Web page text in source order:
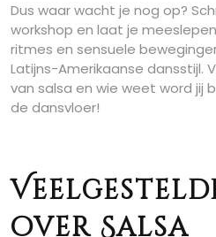
Dus waar wacht je nog op?
workshop en laat je
ritmes en sensuele
Latijns-Amerikaanse dansstijl.
van salsa en wie weet word jij
de dansvloer!
over Salsa